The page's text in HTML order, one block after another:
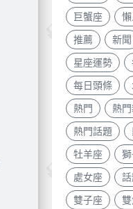
巨蟹座
推薦 新聞
星座運勢
每日頭條
熱門 熱
熱門話題
牡羊座
處女座
雙子座